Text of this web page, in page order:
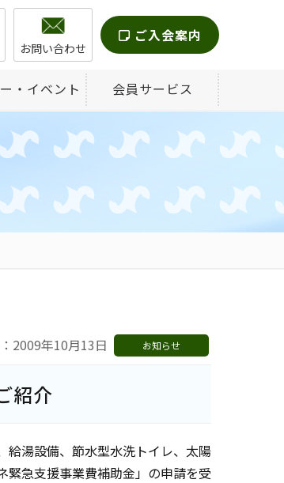
お問い合わせ
ご入会案内
・イベント 会員サービス
2009年10月13日 お知らせ
紹介
給湯設備、節水型水洗トイレ、太陽
緊急支援事業費補助金」の申請を受